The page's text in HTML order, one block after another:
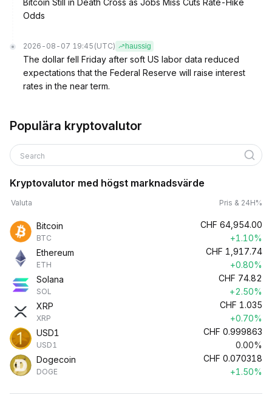
Bitcoin Still in Death Cross as Jobs Miss Cuts Rate-Hike
Odds
2026-08-07 19:45 (UTC) haussig
The dollar fell Friday after soft US labor data reduced
expectations that the Federal Reserve will raise interest
rates in the near term.
Populära kryptovalutor
Search
Kryptovalutor med högst marknadsvärde
Valuta Pris & 24H%
Bitcoin
BTC
CHF 64,954.00
+1.10%
Ethereum
ETH
CHF 1,917.74
+0.80%
Solana
SOL
CHF 74.82
+2.50%
XRP
XRP
CHF 1.035
+0.70%
USD1
USD1
CHF 0.999863
0.00%
Dogecoin
DOGE
CHF 0.070318
+1.50%